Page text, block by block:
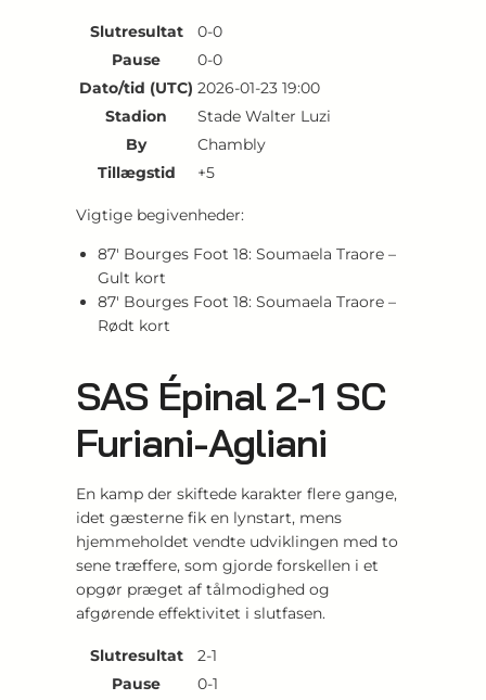
Slutresultat
0-0
Pause
0-0
Dato/tid (UTC) 2026-01-23 19:00
Stadion
Stade Walter Luzi
By
Chambly
Tillægstid
+5
Vigtige begivenheder:
87′ Bourges Foot 18: Soumaela Traore –
Gult kort
87′ Bourges Foot 18: Soumaela Traore –
Rødt kort
SAS Épinal 2-1 SC
Furiani-Agliani
En kamp der skiftede karakter flere gange,
idet gæsterne fik en lynstart, mens
hjemmeholdet vendte udviklingen med to
sene træffere, som gjorde forskellen i et
opgør præget af tålmodighed og
afgørende effektivitet i slutfasen.
Slutresultat
2-1
Pause
0-1